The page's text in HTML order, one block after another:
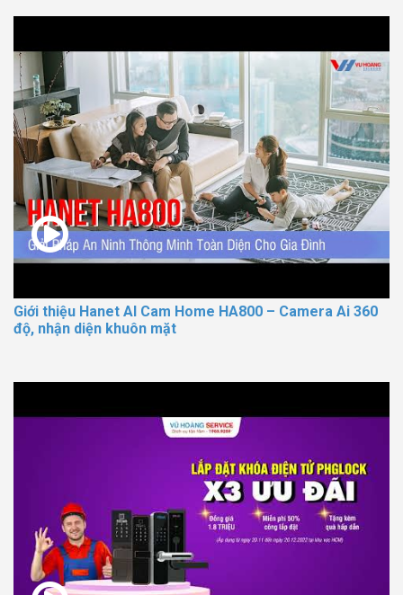
Giới thiệu Hanet AI Cam Home HA800 – Camera Ai 360
độ, nhận diện khuôn mặt